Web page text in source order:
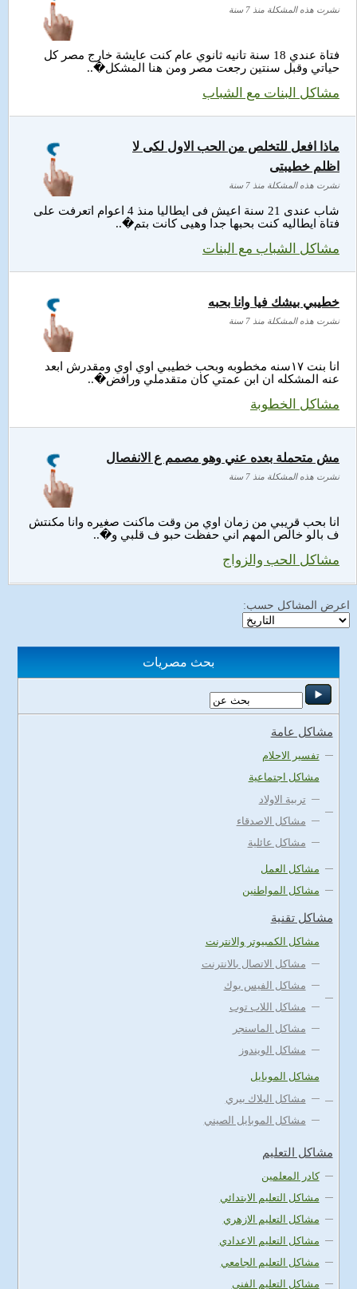
فتاة عندي 18 سنة تانيه ثانوي عام كنت عايشة خارج مصر كل
حياتي وقبل سنتين رجعت مصر ومن هنا المشكل�..
مشاكل البنات مع الشباب
نشرت هذه المشكلة منذ 7 سنة
شاب عندى 21 سنة اعيش فى ايطاليا منذ 4 اعوام اتعرفت على
فتاة ايطاليه كنت بحبها جدا وهيى كانت بتم�..
مشاكل الشباب مع البنات
ماذا افعل للتخلص من الحب الاول لكى لا
اظلم خطيبتى
نشرت هذه المشكلة منذ 7 سنة
انا بنت ١٧سنه مخطوبه وبحب خطيبي اوي اوي ومقدرش ابعد
عنه المشكله ان ابن عمتي كان متقدملي ورافض�..
مشاكل الخطوبة
خطيبي بيشك فيا وانا بحبه
نشرت هذه المشكلة منذ 7 سنة
انا بحب قريبي من زمان اوي من وقت ماكنت صغيره وانا مكنتش
ف بالو خالص المهم اني حفظت حبو ف قلبي و�..
مشاكل الحب والزواج
مش متحملة بعده عني وهو مصمم ع الانفصال
نشرت هذه المشكلة منذ 7 سنة
اعرض المشاكل حسب:
بحث مصريات
مشاكل عامة
تفسير الاحلام
مشاكل اجتماعية
تربية الاولاد
مشاكل الاصدقاء
مشاكل عائلية
مشاكل العمل
مشاكل المواطنين
مشاكل تقنية
مشاكل الكمبيوتر والانترنت
مشاكل الاتصال بالانترنت
مشاكل الفيس بوك
مشاكل اللاب توب
مشاكل الماسنجر
مشاكل الويندوز
مشاكل الموبايل
مشاكل البلاك بيري
مشاكل الموبايل الصيني
مشاكل التعليم
كادر المعلمين
مشاكل التعليم الابتدائي
مشاكل التعليم الازهري
مشاكل التعليم الاعدادي
مشاكل التعليم الجامعي
مشاكل التعليم الفني